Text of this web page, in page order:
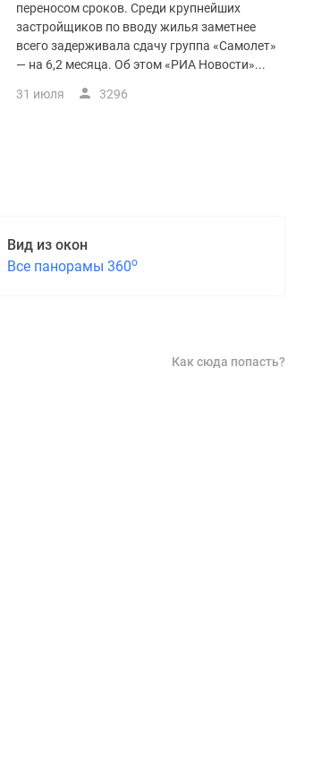
переносом сроков. Среди крупнейших
застройщиков по вводу жилья заметнее
всего задерживала сдачу группа «Самолет»
— на 6,2 месяца. Об этом «РИА Новости»...
31 июля 3296
Вид из окон
Все панорамы 360о
Как сюда попасть?